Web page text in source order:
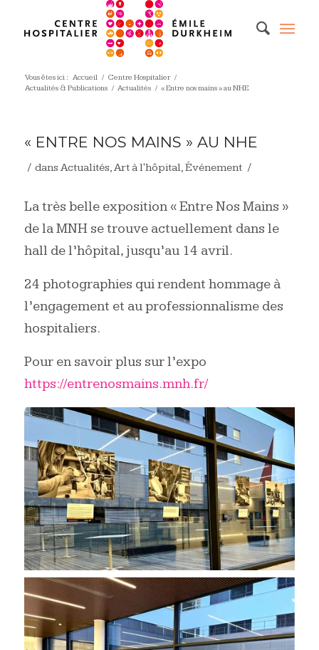
Vous êtes ici : Accueil / Centre Hospitalier /
Actualités & Publications / Actualités / « Entre nos mains » au NHE
« ENTRE NOS MAINS » AU NHE
/ dans Actualités,Art à l'hôpital,Événement /
La très belle exposition « Entre Nos Mains »
de la MNH se trouve actuellement dans le
hall de l’hôpital, jusqu’au 14 avril.
24 photographies qui rendent hommage à
l’engagement et au professionnalisme des
hospitaliers.
Pour en savoir plus sur l’expo
https://entrenosmains.mnh.fr/